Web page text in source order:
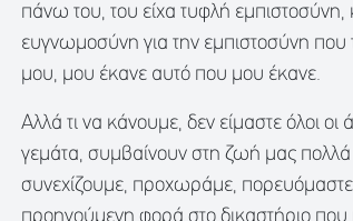
πάνω του, του είχα τυφλή εμπιστοσύνη,
ευγνωμοσύνη για την εμπιστοσύνη που
μου, μου έκανε αυτό που μου έκανε.
Αλλά τι να κάνουμε, δεν είμαστε όλοι οι
γεμάτα, συμβαίνουν στη ζωή μας
συνεχίζουμε, προχωράμε,